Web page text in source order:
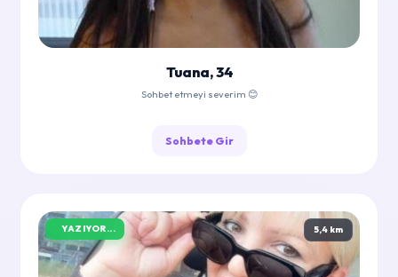
Tuana, 34
Sohbet etmeyi severim 😊
Sohbete Gir
YAZIYOR... 5,4 km